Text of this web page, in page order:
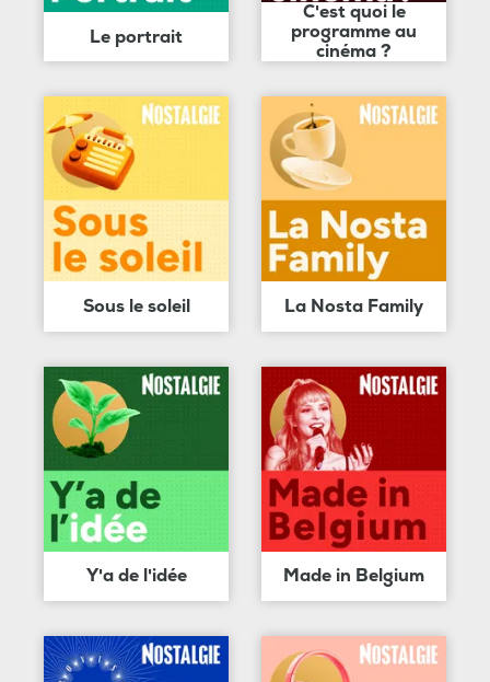
Le portrait
C'est quoi le
programme au
cinéma ?
Sous le soleil La Nosta Family
Y'a de l'idée Made in Belgium